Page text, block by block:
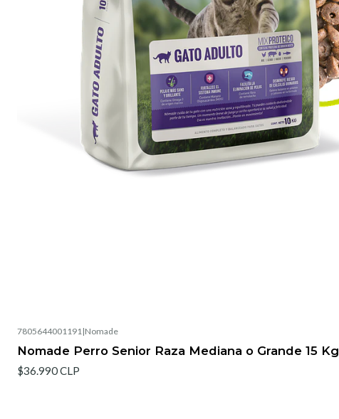
7805644001191|Nomade
Nomade Perro Senior Raza Mediana o Grande 15 Kg
$36.990 CLP